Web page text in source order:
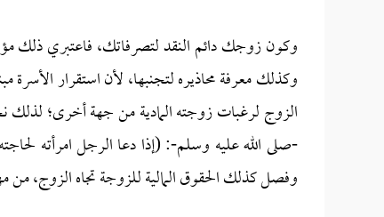
وكون زوجك دائم النقد لتصرفاتك، فاعتبري ذلك
وكذلك معرفة محاذيره لتجنبها، لأن استقرار
الزوج لرغبات زوجته المادية من جهة أخرى؛ لذلك
-صلى الله عليه وسلم-: (إذا دعا الرجل امرأته
وفصل كذلك الحقوق المالية للزوجة تجاه الزوج، من